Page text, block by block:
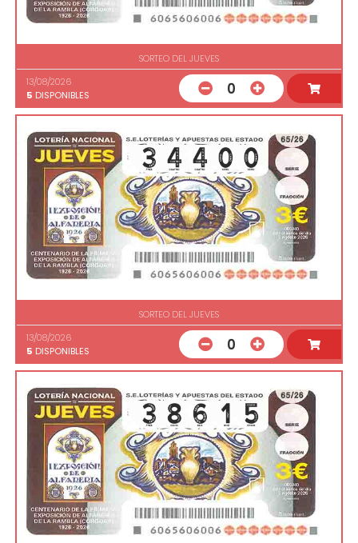
SORTEO DEL JUEVES
13/08/2026
5 DISPONIBLES 0
SORTEO DEL JUEVES
13/08/2026
5 DISPONIBLES 0